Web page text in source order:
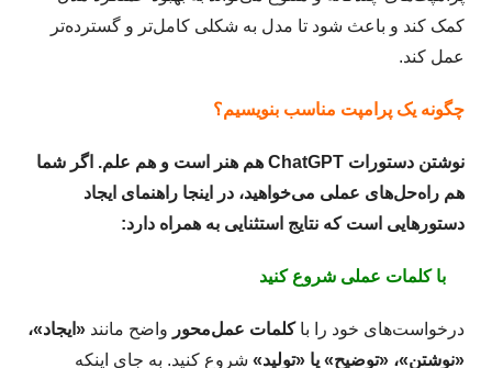
کمک کند و باعث شود تا مدل به شکلی کامل‌تر و گسترده‌تر
عمل کند.
چگونه یک پرامپت مناسب بنویسیم؟
نوشتن دستورات ChatGPT هم هنر است و هم علم. اگر شما
هم راه‌حل‌های عملی می‌خواهید، در اینجا راهنمای ایجاد
دستورهایی است که نتایج استثنایی به همراه دارد:
با کلمات عملی شروع کنید
درخواست‌های خود را باکلمات عمل‌محور واضح مانند «ایجاد»،
«نوشتن»، «توضیح» یا «تولید» شروع کنید. به جای اینکه